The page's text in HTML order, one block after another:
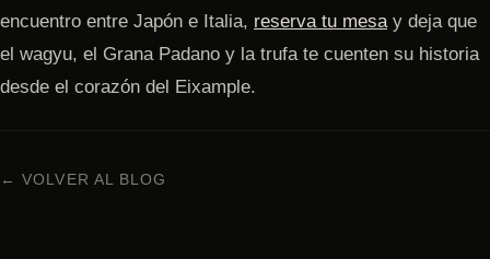
encuentro entre Japón e Italia, reserva tu mesa y deja que
el wagyu, el Grana Padano y la trufa te cuenten su historia
desde el corazón del Eixample.
← VOLVER AL BLOG